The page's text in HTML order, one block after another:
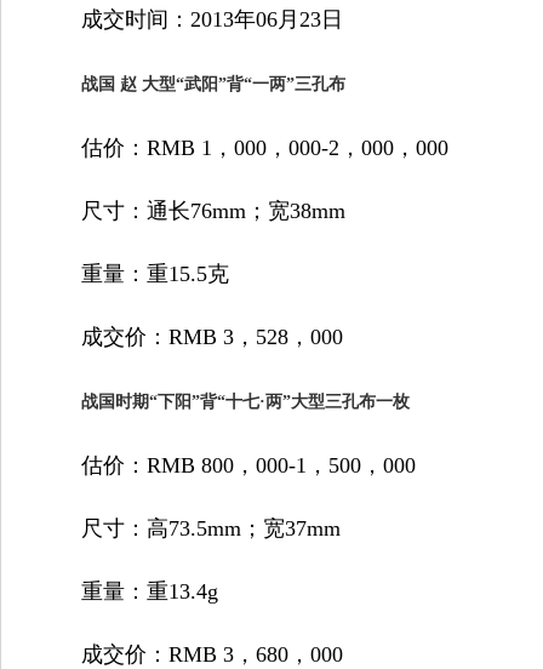
成交时间：2013年06月23日
战国 赵 大型“武阳”背“一两”三孔布
估价：RMB 1，000，000-2，000，000
尺寸：通长76mm；宽38mm
重量：重15.5克
成交价：RMB 3，528，000
战国时期“下阳”背“十七·两”大型三孔布一枚
估价：RMB 800，000-1，500，000
尺寸：高73.5mm；宽37mm
重量：重13.4g
成交价：RMB 3，680，000